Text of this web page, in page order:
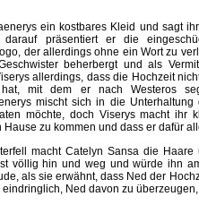
ein kostbares Kleid und sagt
präsentiert er die
der allerdings ohne ein Wort zu
beherbergt und als
allerdings, dass die Hochzeit
mit dem er nach Westeros
mischt sich in die
möchte, doch Viserys macht ihr
Hause zu kommen und dass er dafür
macht Catelyn Sansa die
völlig hin und weg und würde ihn
als sie erwähnt, dass Ned der
Ned davon zu